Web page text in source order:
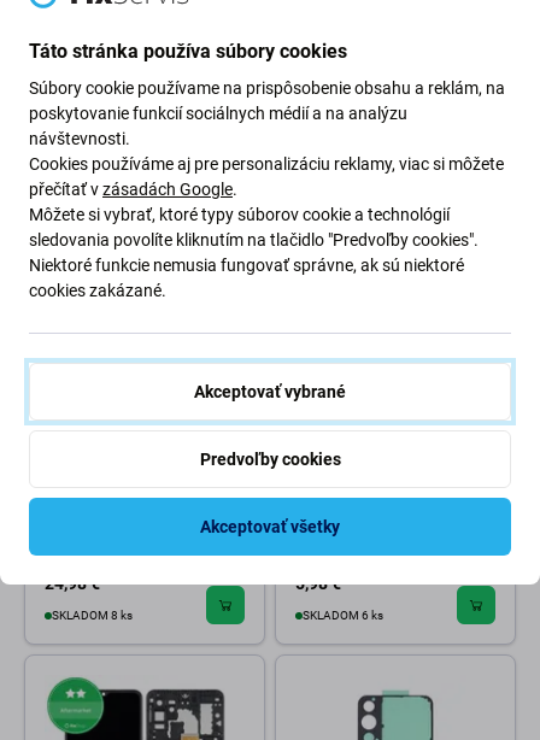
G990B - Batéria EB-BG990ABY
4500mAh - GH82-26409A
Genuine Service Pack
31,98 €
SKLADOM 10+ ks
A526B, A52s 5G A528B, S20
BG781ABY 4500mAh - GH82-
24205A, GH43-05052A, GH82-
SKLADOM 10+ ks
Samsung Galaxy A33 5G
Dotykové Sklo + Rám TFT
24,98 €
SKLADOM 8 ks
Samsung
Samsung Galaxy S23 S911B -
Adhesive - GH81-23175A
5,98 €
SKLADOM 6 ks
Táto stránka používa súbory cookies
Súbory cookie používame na prispôsobenie obsahu a reklám, na
poskytovanie funkcií sociálnych médií a na analýzu
návštevnosti.
Cookies používáme aj pre personalizáciu reklamy, viac si môžete
přečítať vzásadách Google.
Môžete si vybrať, ktoré typy súborov cookie a technológií
sledovania povolíte kliknutím na tlačidlo "Predvoľby cookies".
Niektoré funkcie nemusia fungovať správne, ak sú niektoré
cookies zakázané.
Akceptovať vybrané
Predvoľby cookies
Akceptovať všetky